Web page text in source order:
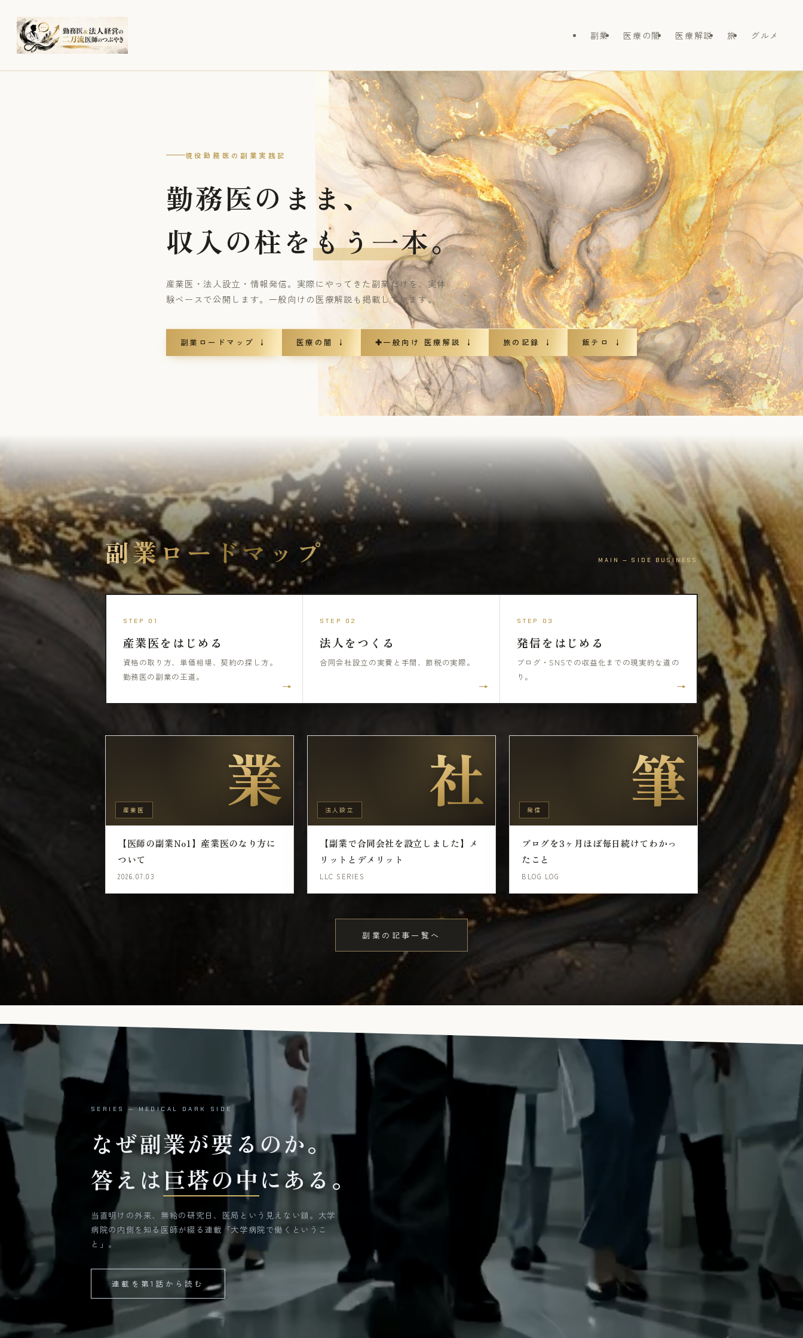
副業 医療の闇 医療解説 旅 グルメ
現役勤務医の副業実践記
勤務医のまま、
収入の柱をもう一本。
産業医・法人設立・情報発信。実際にやってきた副業だけを、実体
験ベースで公開します。一般向けの医療解説も掲載しています。
副業ロードマップ ↓ 医療の闇 ↓ ✚一般向け 医療解説 ↓ 旅の記録 ↓ 飯テロ ↓
副業ロードマップ MAIN — SIDE BUSINESS
STEP 01
産業医をはじめる
資格の取り方、単価相場、契約の探し方。
勤務医の副業の王道。
→
STEP 02
法人をつくる
合同会社設立の実費と手間、節税の実際。
→
STEP 03
発信をはじめる
ブログ・SNSでの収益化までの現実的な道の
り。
→
業
産業医
【医師の副業No1】産業医のなり方に
ついて
2026.07.03
社
法人設立
【副業で合同会社を設立しました】メ
リットとデメリット
LLC SERIES
筆
発信
ブログを3ヶ月ほぼ毎日続けてわかっ
たこと
BLOG LOG
副業の記事一覧へ
SERIES — MEDICAL DARK SIDE
なぜ副業が要るのか。
答えは巨塔の中にある。
当直明けの外来、無給の研究日、医局という見えない鎖。大学
病院の内側を知る医師が綴る連載「大学病院で働くというこ
と」。
連載を第1話から読む